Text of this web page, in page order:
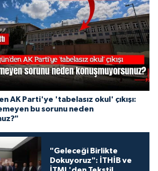
AK Parti'ye 'tabelasız okul' çıkışı:
bu sorunu neden
"Geleceği Birlikte
Dokuyoruz": İTHİB ve